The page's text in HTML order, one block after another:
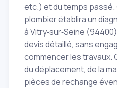
etc.) et du temps
plombier établira un
à Vitry‑sur‑Seine
devis détaillé, sans
commencer les travaux.
du déplacement, de la
pièces de rechange